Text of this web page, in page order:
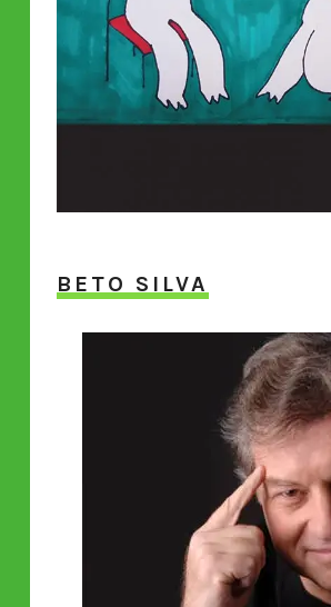
BETO SILVA